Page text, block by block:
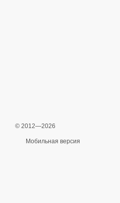
© 2012—2026
Мобильная версия